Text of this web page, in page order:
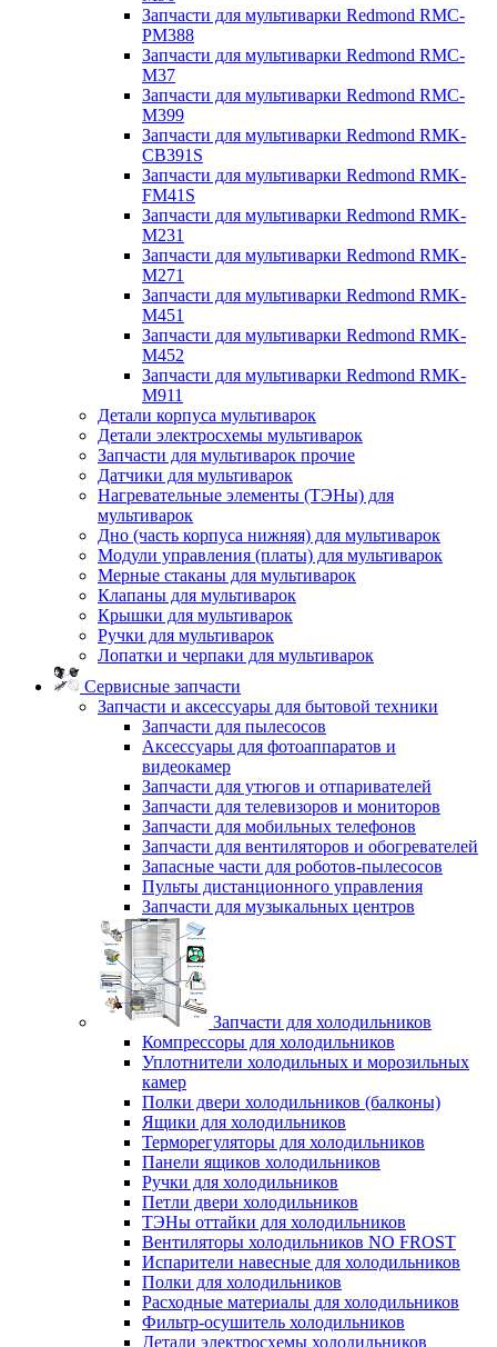
Запчасти для мультиварки Redmond RMC-
PM388
Запчасти для мультиварки Redmond RMC-
M37
Запчасти для мультиварки Redmond RMC-
M399
Запчасти для мультиварки Redmond RMK-
CB391S
Запчасти для мультиварки Redmond RMK-
FM41S
Запчасти для мультиварки Redmond RMK-
M231
Запчасти для мультиварки Redmond RMK-
M271
Запчасти для мультиварки Redmond RMK-
M451
Запчасти для мультиварки Redmond RMK-
M452
Запчасти для мультиварки Redmond RMK-
M911
Детали корпуса мультиварок
Детали электросхемы мультиварок
Запчасти для мультиварок прочие
Датчики для мультиварок
Нагревательные элементы (ТЭНы) для
мультиварок
Дно (часть корпуса нижняя) для мультиварок
Модули управления (платы) для мультиварок
Мерные стаканы для мультиварок
Клапаны для мультиварок
Крышки для мультиварок
Ручки для мультиварок
Лопатки и черпаки для мультиварок
Сервисные запчасти
Запчасти и аксессуары для бытовой техники
Запчасти для пылесосов
Аксессуары для фотоаппаратов и
видеокамер
Запчасти для утюгов и отпаривателей
Запчасти для телевизоров и мониторов
Запчасти для мобильных телефонов
Запчасти для вентиляторов и обогревателей
Запасные части для роботов-пылесосов
Пульты дистанционного управления
Запчасти для музыкальных центров
Запчасти для холодильников
Компрессоры для холодильников
Уплотнители холодильных и морозильных
камер
Полки двери холодильников (балконы)
Ящики для холодильников
Терморегуляторы для холодильников
Панели ящиков холодильников
Ручки для холодильников
Петли двери холодильников
ТЭНы оттайки для холодильников
Вентиляторы холодильников NO FROST
Испарители навесные для холодильников
Полки для холодильников
Расходные материалы для холодильников
Фильтр-осушитель холодильников
Детали электросхемы холодильников